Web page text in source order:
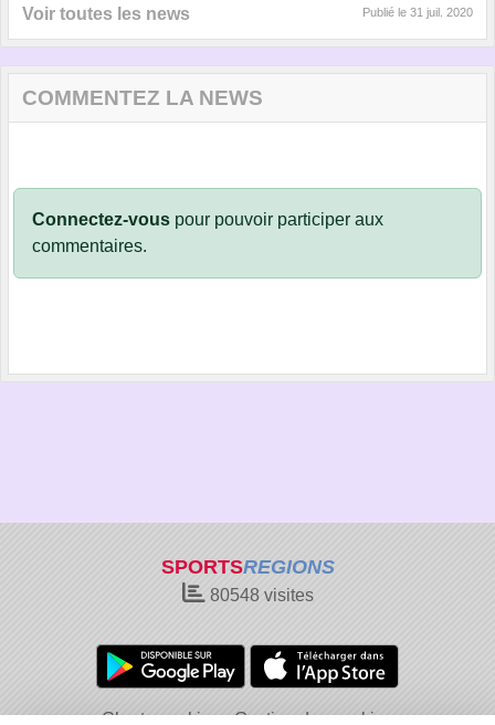
Voir toutes les news Publié le 31 juil. 2020
COMMENTEZ LA NEWS
Connectez-vous pour pouvoir participer aux
commentaires.
SPORTSREGIONS
80548visites
Charte cookies Gestion des cookies